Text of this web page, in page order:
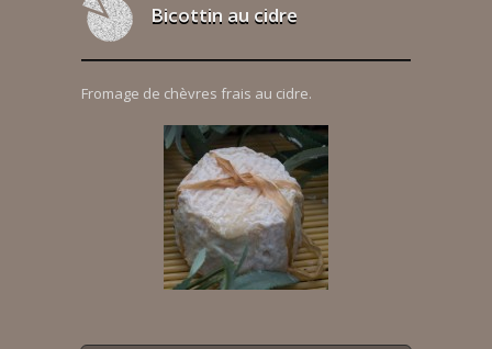
Bicottin au cidre
Fromage de chèvres frais au cidre.